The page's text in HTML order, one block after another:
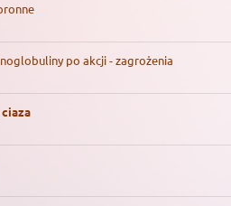
po akcji - zagrożenia